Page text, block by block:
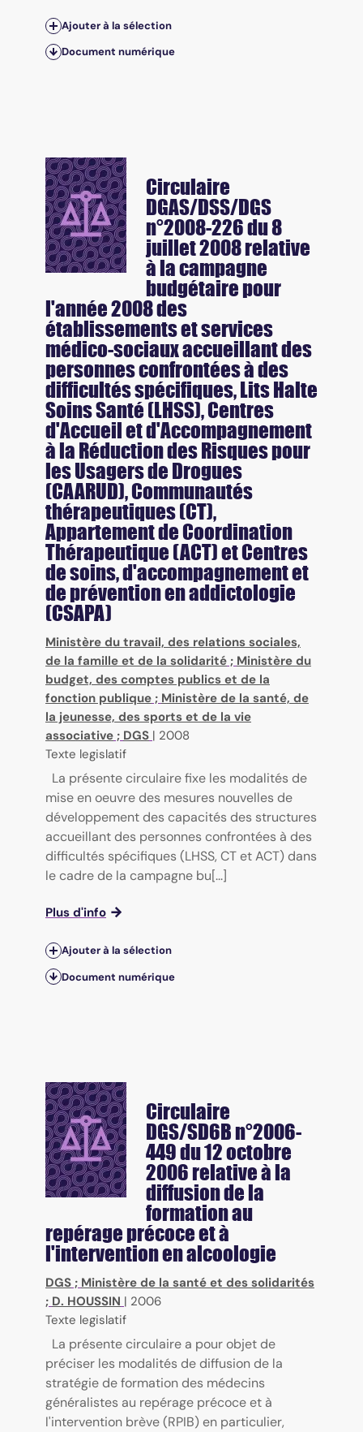
Ajouter à la sélection
Document numérique
Circulaire
DGAS/DSS/DGS
n°2008-226 du 8
juillet 2008 relative
à la campagne
budgétaire pour
l'année 2008 des
établissements et services
médico-sociaux accueillant des
personnes confrontées à des
difficultés spécifiques, Lits Halte
Soins Santé (LHSS), Centres
d'Accueil et d'Accompagnement
à la Réduction des Risques pour
les Usagers de Drogues
(CAARUD), Communautés
thérapeutiques (CT),
Appartement de Coordination
Thérapeutique (ACT) et Centres
de soins, d'accompagnement et
de prévention en addictologie
(CSAPA)
Ministère du travail, des relations sociales,
de la famille et de la solidarité ; Ministère du
budget, des comptes publics et de la
fonction publique ; Ministère de la santé, de
la jeunesse, des sports et de la vie
associative ; DGS | 2008
Texte legislatif
La présente circulaire fixe les modalités de
mise en oeuvre des mesures nouvelles de
développement des capacités des structures
accueillant des personnes confrontées à des
difficultés spécifiques (LHSS, CT et ACT) dans
le cadre de la campagne bu[...]
Plus d'info
Ajouter à la sélection
Document numérique
Circulaire
DGS/SD6B n°2006-
449 du 12 octobre
2006 relative à la
diffusion de la
formation au
repérage précoce et à
l'intervention en alcoologie
DGS ; Ministère de la santé et des solidarités
; D. HOUSSIN | 2006
Texte legislatif
La présente circulaire a pour objet de
préciser les modalités de diffusion de la
stratégie de formation des médecins
généralistes au repérage précoce et à
l'intervention brève (RPIB) en particulier,